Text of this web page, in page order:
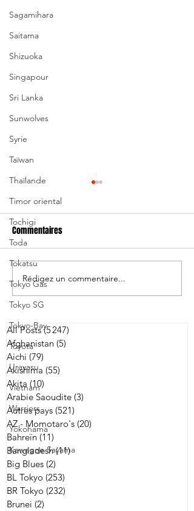
Sagamihara
Saitama
Shizuoka
Singapour
Sri Lanka
Sunwolves
Syrie
Taïwan
Thaïlande
Timor oriental
Tochigi
Toda
Tokatsu
Tokyo Gas
Tokyo SG
Tokyo-Bay
Toyota
Urayasu
Vietnam
Warriors
Yokohama
Kawagoe Sayama
Andrew Ellis nommé
entraîneur-chef de Kobe
Commentaires
Rédigez un commentaire...
All Posts (5 247)
Afghanistan (5)
Aichi (79)
Akishima (55)
Akita (10)
Arabie Saoudite (3)
Autres pays (521)
AZ - Momotaro's (20)
Bahreïn (11)
Bangladesh (11)11 posts
Big Blues (2)
BL Tokyo (253)
BR Tokyo (232)
Brunei (2)